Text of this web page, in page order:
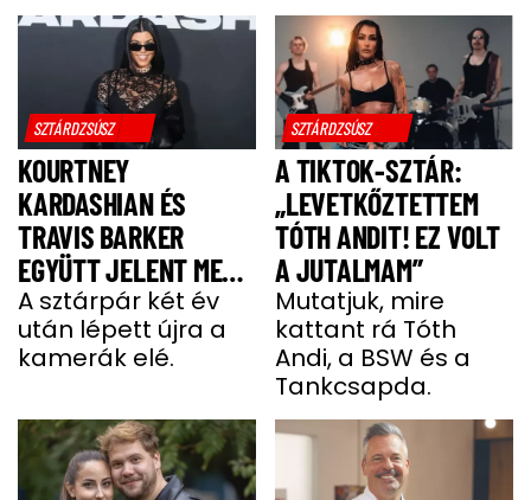
SZTÁRDZSÚSZ
KOURTNEY
KARDASHIAN ÉS
TRAVIS BARKER
EGYÜTT JELENT MEG
A VÖRÖS SZŐNYEGEN
A sztárpár két év
után lépett újra a
kamerák elé.
SZTÁRDZSÚSZ
A TIKTOK-SZTÁR:
„LEVETKŐZTETTEM
TÓTH ANDIT! EZ VOLT
A JUTALMAM”
Mutatjuk, mire
kattant rá Tóth
Andi, a BSW és a
Tankcsapda.